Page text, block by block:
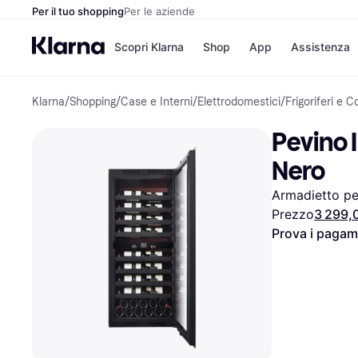
Per il tuo shoppingPer le aziende
Scopri Klarna
Opzioni di
Paga ora
Paga in 3 rate
Paga dopo 30 giorni
Finanziamento
Shop
Negozi
Unieuro
Media
eBay
Zalando
App Assistenza
Klarna/Shopping/Case e Interni/Elettrodomestici/Frigoriferi e
Pevino
Nero
Armadietto
Prezzo3
Prova i